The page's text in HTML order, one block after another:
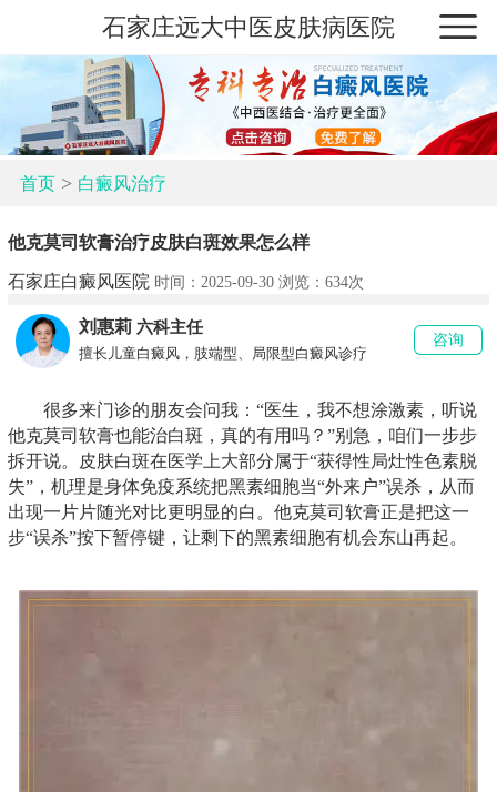
石家庄远大中医皮肤病医院
首页> 白癜风治疗
他克莫司软膏治疗皮肤白斑效果怎么样
石家庄白癜风医院 时间：2025-09-30 浏览： 634次
刘惠莉 六科主任
擅长儿童白癜风，肢端型、局限型白癜风诊疗
咨询
很多来门诊的朋友会问我：“医生，我不想涂激素，听说
他克莫司软膏也能治白斑，真的有用吗？”别急，咱们一步步
拆开说。皮肤白斑在医学上大部分属于“获得性局灶性色素脱
失”，机理是身体免疫系统把黑素细胞当“外来户”误杀，从而
出现一片片随光对比更明显的白。他克莫司软膏正是把这一
步“误杀”按下暂停键，让剩下的黑素细胞有机会东山再起。